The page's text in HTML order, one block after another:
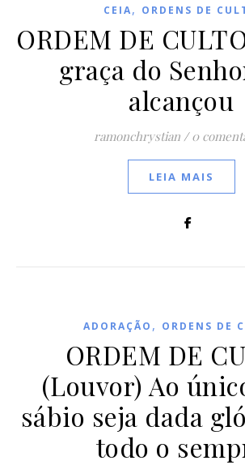
CEIA, ORDENS DE
ORDEM DE
graça do
alcançou
ramonchrystian / 0
LEIA MAIS
ADORAÇÃO , ORDENS DE
ORDEM DE
(Louvor) Ao
sábio seja dada
todo o